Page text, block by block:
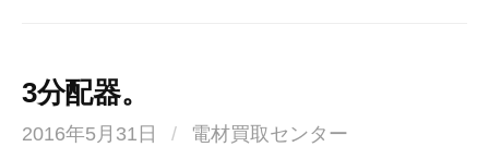
3分配器。
2016年5月31日 / 電材買取センター